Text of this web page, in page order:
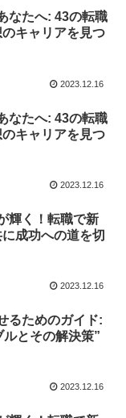
なたへ: 43の転職
キャリアを見つ
2023.12.16
なたへ: 43の転職
キャリアを見つ
2023.12.16
輝く！転職で新
成功への道を切
2023.12.16
るためのガイド:
とその解決策”
2023.12.16